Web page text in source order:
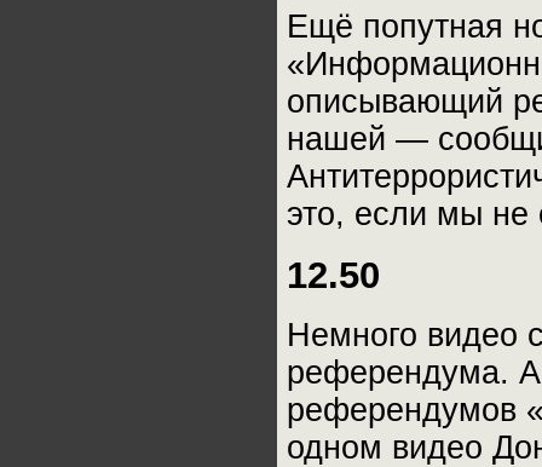
Ещё попутная
описывающий
нашей —
это, если мы не
12.50
Немного видео
референдума.
референдумов
одном видео